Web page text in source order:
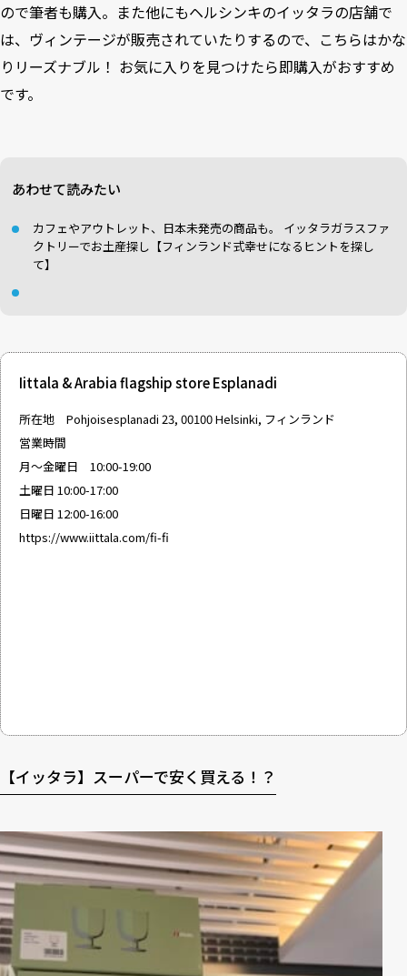
ので筆者も購入。また他にもヘルシンキのイッタラの店舗で
は、ヴィンテージが販売されていたりするので、こちらはかな
りリーズナブル！ お気に入りを見つけたら即購入がおすすめ
です。
あわせて読みたい
カフェやアウトレット、日本未発売の商品も。 イッタラガラスファ
クトリーでお土産探し【フィンランド式幸せになるヒントを探し
て】
Iittala & Arabia flagship store Esplanadi
所在地 Pohjoisesplanadi 23, 00100 Helsinki, フィンランド
営業時間
月〜金曜日 10:00-19:00
土曜日 10:00-17:00
日曜日 12:00-16:00
https://www.iittala.com/fi-fi
【イッタラ】スーパーで安く買える！？